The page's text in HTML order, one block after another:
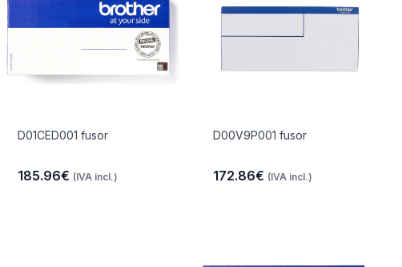
D01CED001 fusor
185.96€ (IVA incl.)
D00V9P001 fusor
172.86€ (IVA incl.)